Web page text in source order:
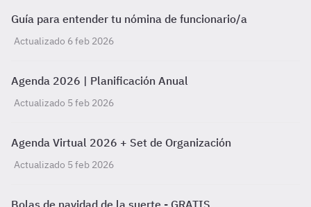
Guía para entender tu nómina de funcionario/a
Actualizado 6 feb 2026
Agenda 2026 | Planificación Anual
Actualizado 5 feb 2026
Agenda Virtual 2026 + Set de Organización
Actualizado 5 feb 2026
Bolas de navidad de la suerte - GRATIS